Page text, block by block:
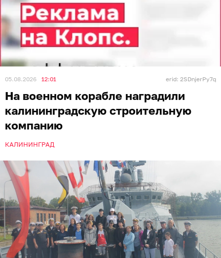
05.08.2026 12:01 erid: 2SDnjerPy7q
На военном корабле наградили
калининградскую строительную
компанию
КАЛИНИНГРАД